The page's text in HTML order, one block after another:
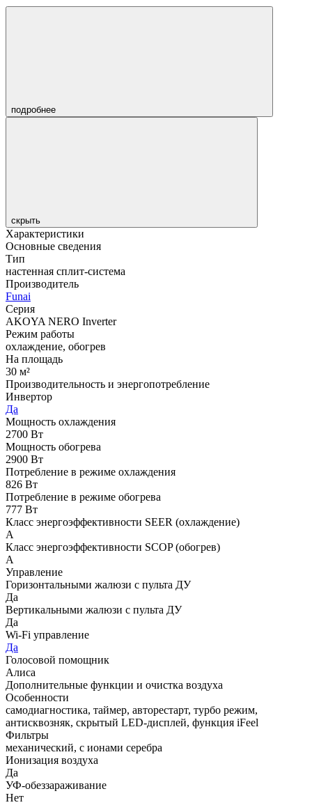
подробнее
скрыть
Характеристики
Основные сведения
Тип
настенная сплит-система
Производитель
Funai
Серия
AKOYA NERO Inverter
Режим работы
охлаждение, обогрев
На площадь
30 м²
Производительность и энергопотребление
Инвертор
Да
Мощность охлаждения
2700 Вт
Мощность обогрева
2900 Вт
Потребление в режиме охлаждения
826 Вт
Потребление в режиме обогрева
777 Вт
Класс энергоэффективности SEER (охлаждение)
A
Класс энергоэффективности SCOP (обогрев)
A
Управление
Горизонтальными жалюзи с пульта ДУ
Да
Вертикальными жалюзи с пульта ДУ
Да
Wi-Fi управление
Да
Голосовой помощник
Алиса
Дополнительные функции и очистка воздуха
Особенности
самодиагностика, таймер, авторестарт, турбо режим,
антисквозняк, скрытый LED-дисплей, функция iFeel
Фильтры
механический, с ионами серебра
Ионизация воздуха
Да
УФ-обеззараживание
Нет